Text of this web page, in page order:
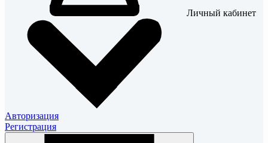
Личный кабинет
Авторизация
Регистрация